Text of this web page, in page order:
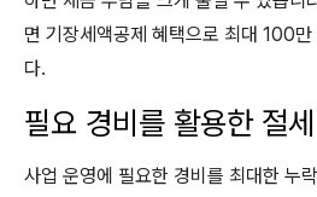
면 기장세액공제 혜택으로 최대 100만
다.
필요 경비를 활용한 절세
사업 운영에 필요한 경비를 최대한 누